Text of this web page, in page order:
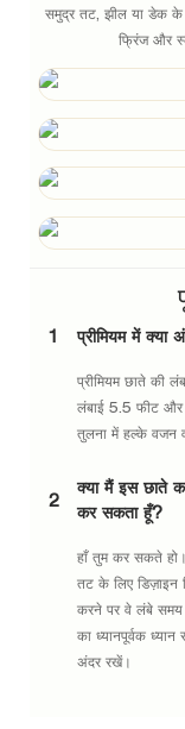
समुद्र तट, झील या डेक के
फ्रिंज और
1 प्रीमियम में क्या
प्रीमियम छाते की
लंबाई 5.5 फीट और
तुलना में हल्के वजन
2
क्या मैं इस छाते
कर सकता हूँ?
हाँ तुम कर सकते
तट के लिए डिज़ाइन
करने पर वे लंबे
का ध्यानपूर्वक
अंदर रखें।